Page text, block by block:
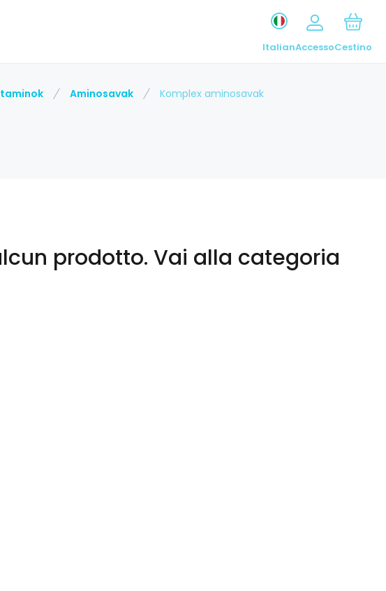
ItalianAccessoCestino
Aminosavak Komplex aminosavak
prodotto. Vai alla categoria